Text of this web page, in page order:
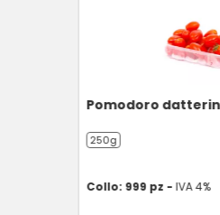
Pomodoro
250g
Collo: 999 pz - IVA 4%